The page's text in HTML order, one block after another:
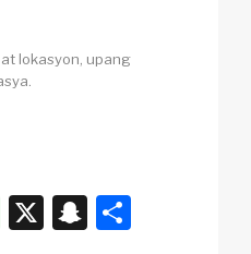
lokasyon, upang
W X
S